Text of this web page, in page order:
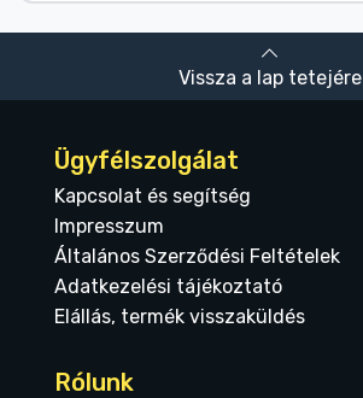
Vissza a lap tetejére
Ügyfélszolgálat
Kapcsolat és segítség
Impresszum
Általános Szerződési Feltételek
Adatkezelési tájékoztató
Elállás, termék visszaküldés
Rólunk